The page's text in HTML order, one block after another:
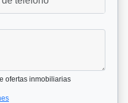
ofertas inmobiliarias